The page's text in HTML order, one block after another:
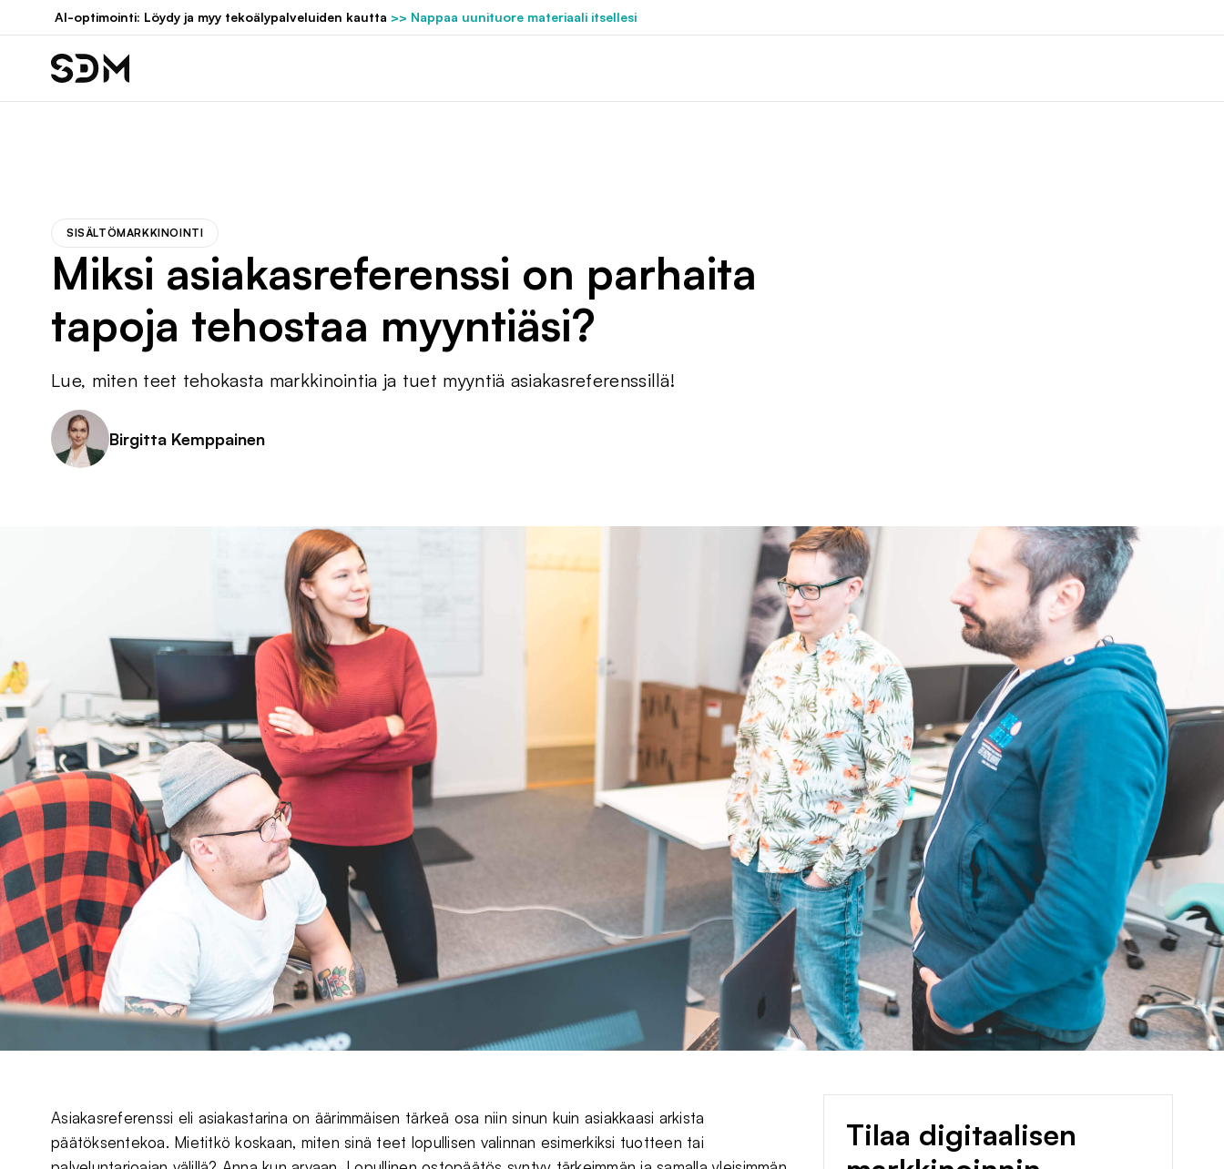
sisältöön
AI-optimointi: Löydy ja myy tekoälypalveluiden kautta >> Nappaa uunituore materiaali itsellesi
SISÄLTÖMARKKINOINTI
Miksi asiakasreferenssi on parhaita
tapoja tehostaa myyntiäsi?
Lue, miten teet tehokasta markkinointia ja tuet myyntiä asiakasreferenssillä!
Birgitta Kemppainen
Asiakasreferenssi eli asiakastarina on äärimmäisen tärkeä osa niin sinun kuin asiakkaasi arkista
päätöksentekoa. Mietitkö koskaan, miten sinä teet lopullisen valinnan esimerkiksi tuotteen tai
Tilaa digitaalisen